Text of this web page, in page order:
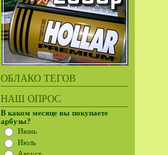
ОБЛАКО ТЕГОВ
НАШ ОПРОС
В каком месяце вы покупаете
арбузы?
Июнь
Июль